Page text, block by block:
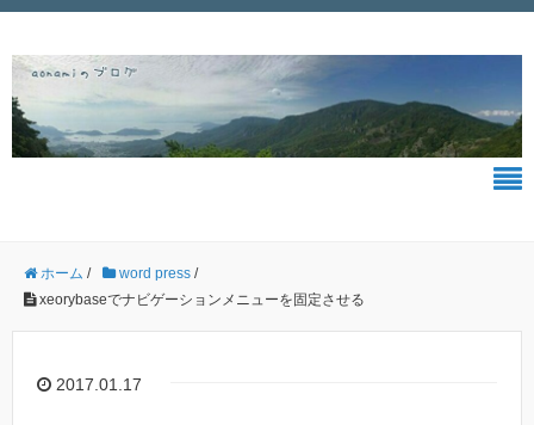
ホーム / word press /
xeorybaseでナビゲーションメニューを固定させる
2017.01.17